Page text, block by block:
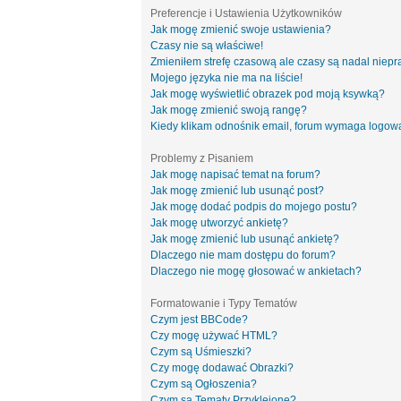
Preferencje i Ustawienia Użytkowników
Jak mogę zmienić swoje ustawienia?
Czasy nie są właściwe!
Zmieniłem strefę czasową ale czasy są nadal
Mojego języka nie ma na liście!
Jak mogę wyświetlić obrazek pod moją ksywką?
Jak mogę zmienić swoją rangę?
Kiedy klikam odnośnik email, forum wymaga
Problemy z Pisaniem
Jak mogę napisać temat na forum?
Jak mogę zmienić lub usunąć post?
Jak mogę dodać podpis do mojego postu?
Jak mogę utworzyć ankietę?
Jak mogę zmienić lub usunąć ankietę?
Dlaczego nie mam dostępu do forum?
Dlaczego nie mogę głosować w ankietach?
Formatowanie i Typy Tematów
Czym jest BBCode?
Czy mogę używać HTML?
Czym są Uśmieszki?
Czy mogę dodawać Obrazki?
Czym są Ogłoszenia?